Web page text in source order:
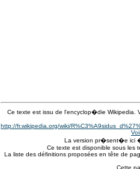
Ce texte est issu de l'encyclop�die
http://fr.wikipedia.org/wiki/
La version pr�sent�e ici
Ce texte est disponible sous les
La liste des définitions proposées en tête de
Cette